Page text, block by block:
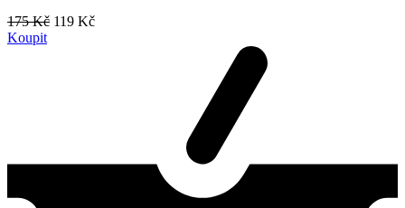
175 Kč 119 Kč
Koupit